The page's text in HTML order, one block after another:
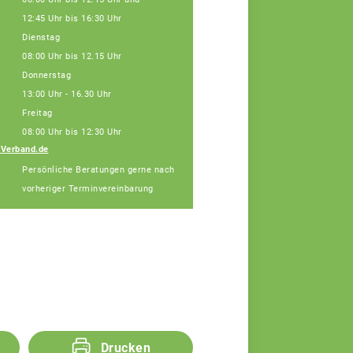
12:45 Uhr bis 16:30 Uhr
Dienstag
08:00 Uhr bis 12.15 Uhr
Donnerstag
13:00 Uhr - 16.30 Uhr
Freitag
08:00 Uhr bis 12:30 Uhr
Persönliche Beratungen gerne nach
vorheriger Terminvereinbarung
Drucken